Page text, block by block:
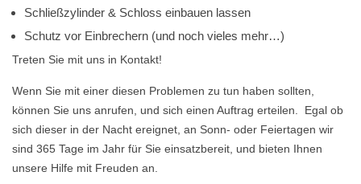
Schließzylinder & Schloss einbauen lassen
Schutz vor Einbrechern (und noch vieles mehr…)
Treten Sie mit uns in Kontakt!
Wenn Sie mit einer diesen Problemen zu tun haben sollten,
können Sie uns anrufen, und sich einen Auftrag erteilen. Egal ob
sich dieser in der Nacht ereignet, an Sonn- oder Feiertagen wir
sind 365 Tage im Jahr für Sie einsatzbereit, und bieten Ihnen
unsere Hilfe mit Freuden an.